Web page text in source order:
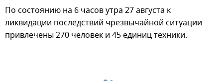
По состоянию на 6 часов утра 27 августа к
ликвидации последствий чрезвычайной ситуации
привлечены 270 человек и 45 единиц техники.